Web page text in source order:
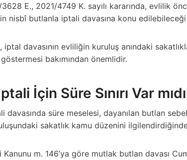
E., 2021/4749 K. sayılı kararında, evlilik
nisbî butlanla iptali davasına konu edilebileceği
iptal davasının evliliğin kuruluş anındaki
göstermesi bakımından önemlidir.
İçin Süre Sınırı Var
davasında süre meselesi, dayanılan butlan
sakatlık kamu düzenini
m. 146’ya göre mutlak butlan davası